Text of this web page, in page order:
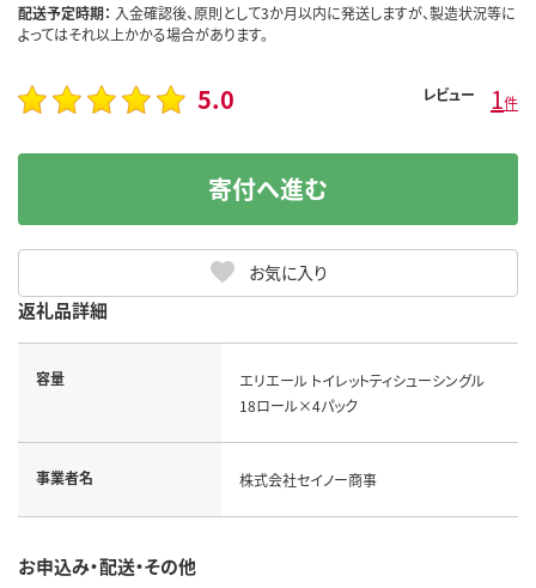
配送予定時期： 入金確認後、原則として3か月以内に発送しますが、製造状況等に
よってはそれ以上かかる場合があります。
5.0 レビュー 1件
お気に入り
寄付へ進む
返礼品詳細
容量
エリエール トイレットティシューシングル
18ロール×4パック
事業者名 株式会社セイノー商事
お申込み・配送・その他